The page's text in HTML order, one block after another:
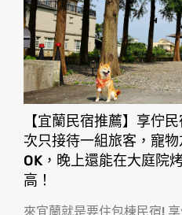
【宜蘭民宿推薦】享佇
次只接待一組旅客，寵
OK，晚上還能在大庭院
高！
來宜蘭就是要住包棟民宿!